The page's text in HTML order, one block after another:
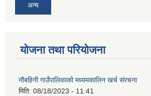
अन्य
योजना तथा परियोजना
नौबहिनी गाउँपालिकाको मध्यमकालिन खर्च संरचना
मिति: 08/18/2023 - 11:41